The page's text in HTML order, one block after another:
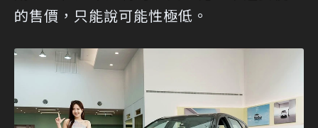
的售價，只能說可能性極低。